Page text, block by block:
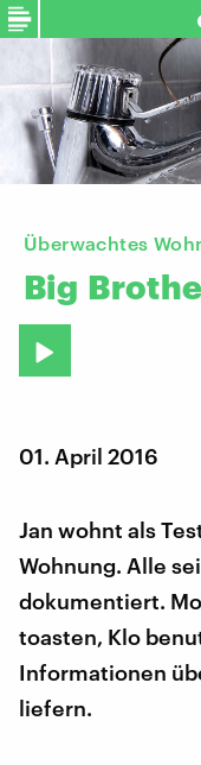
Überwachtes
Big
01. April 2016
Jan wohnt als
Wohnung. Alle
dokumentiert.
toasten, Klo
Informationen
liefern.